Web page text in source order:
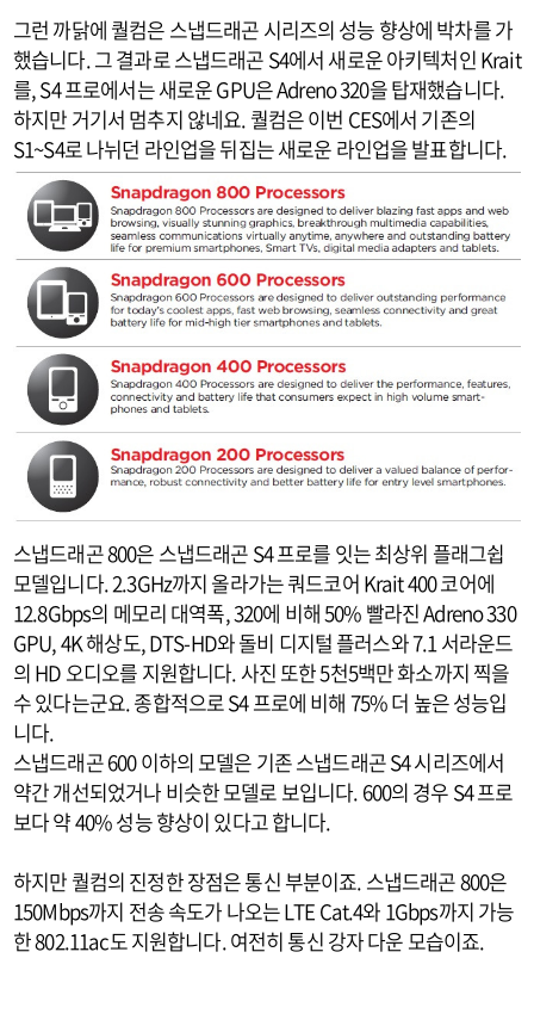
그런 까닭에 퀄컴은 스냅드래곤 시리즈의 성능 향상에 박차를 가
했습니다. 그 결과로 스냅드래곤 S4에서 새로운 아키텍처인 Krait
를, S4 프로에서는 새로운 GPU은 Adreno 320을 탑재했습니다.
하지만 거기서 멈추지 않네요. 퀄컴은 이번 CES에서 기존의
S1~S4로 나뉘던 라인업을 뒤집는 새로운 라인업을 발표합니다.
스냅드래곤 800은 스냅드래곤 S4 프로를 잇는 최상위 플래그쉽
모델입니다. 2.3GHz까지 올라가는 쿼드코어 Krait 400 코어에
12.8Gbps의 메모리 대역폭, 320에 비해 50% 빨라진 Adreno 330
GPU, 4K 해상도, DTS-HD와 돌비 디지털 플러스와 7.1 서라운드
의 HD 오디오를 지원합니다. 사진 또한 5천5백만 화소까지 찍을
수 있다는군요. 종합적으로 S4 프로에 비해 75% 더 높은 성능입
니다.
스냅드래곤 600 이하의 모델은 기존 스냅드래곤 S4 시리즈에서
약간 개선되었거나 비슷한 모델로 보입니다. 600의 경우 S4 프로
보다 약 40% 성능 향상이 있다고 합니다.
하지만 퀄컴의 진정한 장점은 통신 부분이죠. 스냅드래곤 800은
150Mbps까지 전송 속도가 나오는 LTE Cat.4와 1Gbps까지 가능
한 802.11ac도 지원합니다. 여전히 통신 강자 다운 모습이죠.